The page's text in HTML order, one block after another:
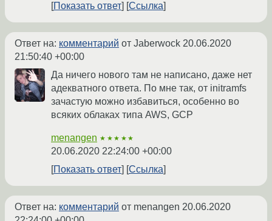
Показать ответ
Ссылка
Ответ на: комментарий от Jaberwock 20.06.2020
21:50:40 +00:00
Да ничего нового там не написано, даже нет
адекватного ответа. По мне так, от initramfs
зачастую можно избавиться, особенно во
всяких облаках типа AWS, GCP
menangen ★★★★★
20.06.2020 22:24:00 +00:00
Показать ответ
Ссылка
Ответ на: комментарий от menangen 20.06.2020